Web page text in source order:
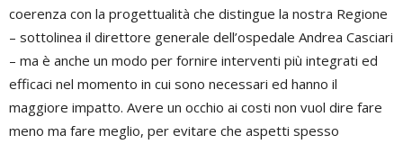
coerenza con la progettualità che distingue la nostra Regione
– sottolinea il direttore generale dell’ospedale Andrea Casciari
– ma è anche un modo per fornire interventi più integrati ed
efficaci nel momento in cui sono necessari ed hanno il
maggiore impatto. Avere un occhio ai costi non vuol dire fare
meno ma fare meglio, per evitare che aspetti spesso